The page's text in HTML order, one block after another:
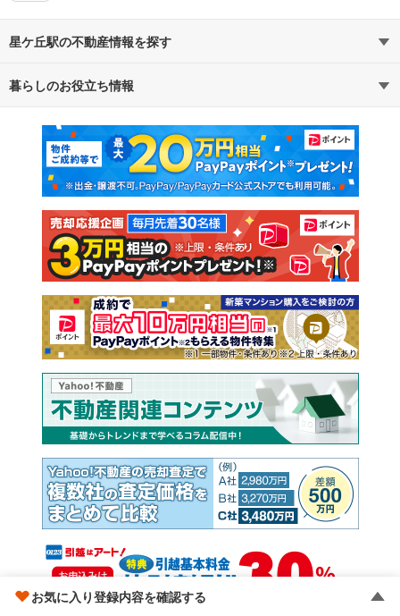
お気に入り登録内容を確認する
星ケ丘駅の不動産情報を探す
不動産・住宅
新築マンション 中古マンション
新築一戸建て 中古一戸建て
注文住宅 土地
売却査定
暮らしのお役立ち情報
マンションカタログ 教えて！住まいの先生